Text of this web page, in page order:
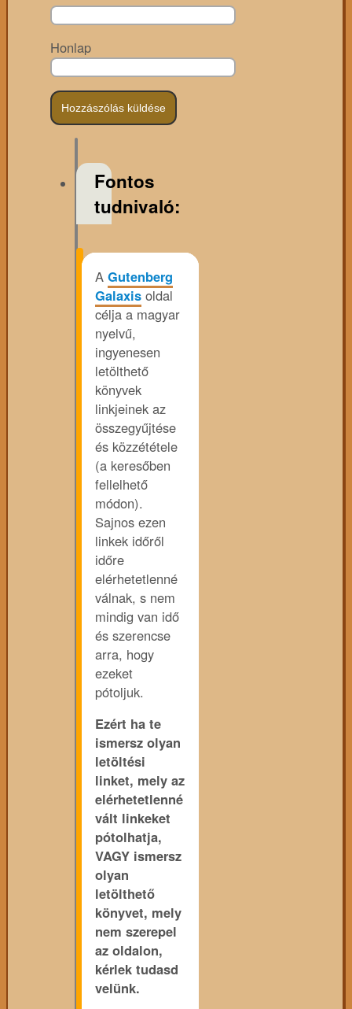
Honlap
Fontos
tudnivaló:
A Gutenberg
Galaxis oldal
célja a magyar
nyelvű,
ingyenesen
letölthető
könyvek
linkjeinek az
összegyűjtése
és közzététele
(a keresőben
fellelhető
módon).
Sajnos ezen
linkek időről
időre
elérhetetlenné
válnak, s nem
mindig van idő
és szerencse
arra, hogy
ezeket
pótoljuk.
Ezért ha te
ismersz olyan
letöltési
linket, mely az
elérhetetlenné
vált linkeket
pótolhatja,
VAGY ismersz
olyan
letölthető
könyvet, mely
nem szerepel
az oldalon,
kérlek tudasd
velünk.